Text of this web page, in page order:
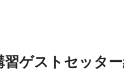
ゲストセッタ